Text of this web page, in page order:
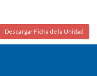
Descargar Ficha de la Unidad